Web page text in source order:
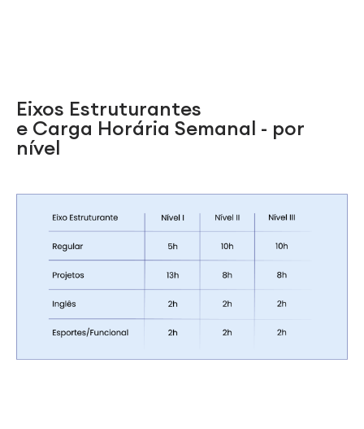
Eixos Estruturantes
e Carga Horária Semanal - por
nível